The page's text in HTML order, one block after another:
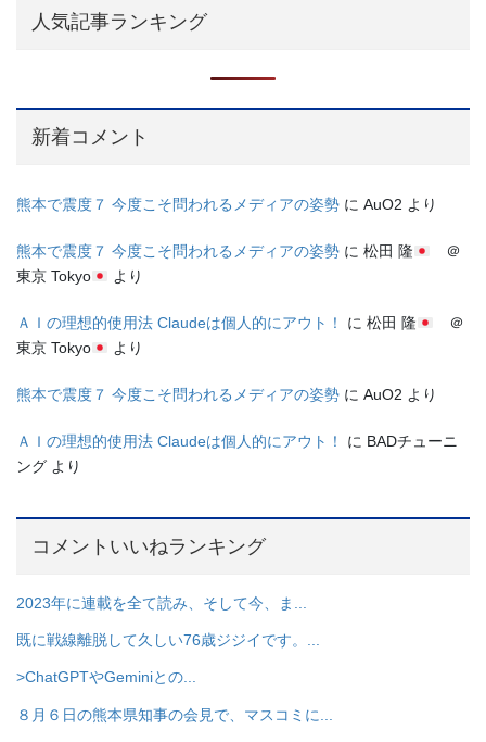
人気記事ランキング
新着コメント
熊本で震度７ 今度こそ問われるメディアの姿勢 に AuO2 より
熊本で震度７ 今度こそ問われるメディアの姿勢 に 松田 隆
＠
東京 Tokyo
より
ＡＩの理想的使用法 Claudeは個人的にアウト！ に 松田 隆
＠
東京 Tokyo
より
熊本で震度７ 今度こそ問われるメディアの姿勢 に AuO2 より
ＡＩの理想的使用法 Claudeは個人的にアウト！ に BADチューニ
ング より
コメントいいねランキング
2023年に連載を全て読み、そして今、ま...
既に戦線離脱して久しい76歳ジジイです。...
>ChatGPTやGeminiとの...
８月６日の熊本県知事の会見で、マスコミに...